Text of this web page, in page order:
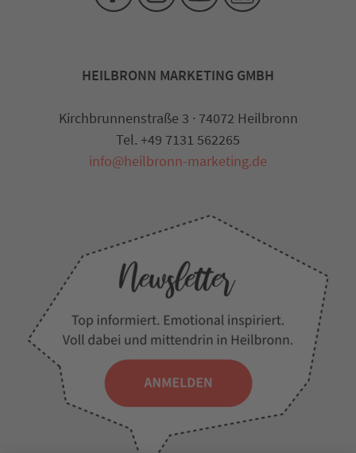
HEILBRONN MARKETING GMBH
Kirchbrunnenstraße 3 · 74072 Heilbronn
Tel. +49 7131 562265
info@heilbronn-marketing.de